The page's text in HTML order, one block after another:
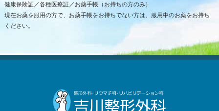
健康保険証／各種医療証／お薬手帳（お持ちの方のみ）
現在お薬を服用の方で、お薬手帳をお持ちでない方は、服用中のお薬をお持ち
ください。